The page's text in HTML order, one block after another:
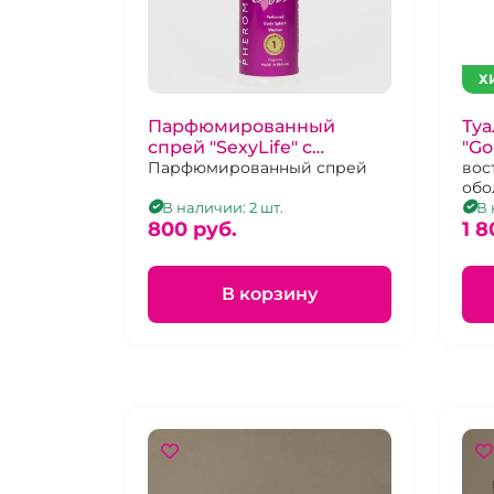
Парфюмированный
спрей "SexyLife" с
феромонами женский №
Парфюмированный спрей
В наличии: 2 шт.
800 pуб.
В корзину
В
1